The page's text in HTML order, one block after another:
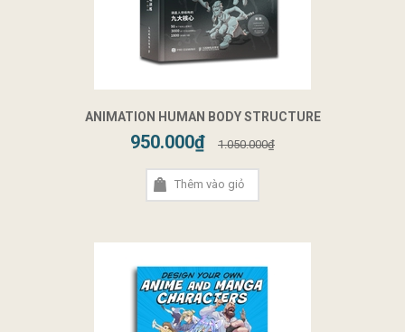
ANIMATION HUMAN BODY STRUCTURE
950.000₫ 1.050.000₫
Thêm vào giỏ